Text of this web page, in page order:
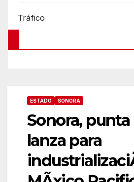
Tráfico
ESTADO SONORA
Sonora, punta
lanza para